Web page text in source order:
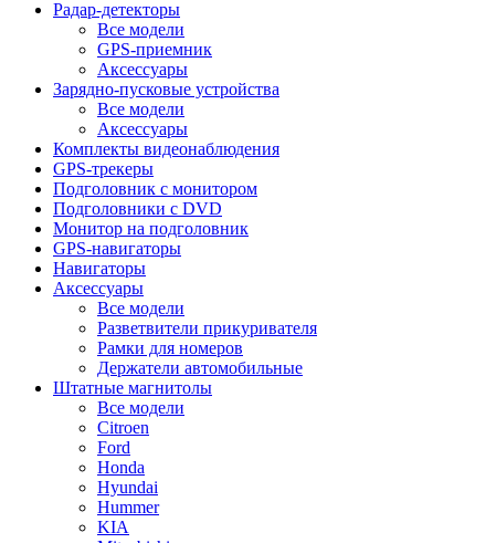
Радар-детекторы
Все модели
GPS-приемник
Аксессуары
Зарядно-пусковые устройства
Все модели
Аксессуары
Комплекты видеонаблюдения
GPS-трекеры
Подголовник с монитором
Подголовники с DVD
Монитор на подголовник
GPS-навигаторы
Навигаторы
Аксессуары
Все модели
Разветвители прикуривателя
Рамки для номеров
Держатели автомобильные
Штатные магнитолы
Все модели
Citroen
Ford
Honda
Hyundai
Hummer
KIA